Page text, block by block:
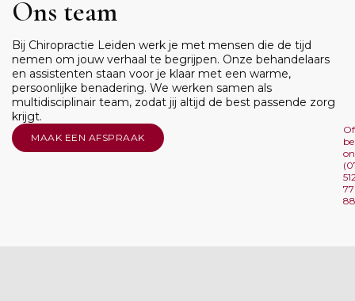
Ons team
Bij Chiropractie Leiden werk je met mensen die de tijd
nemen om jouw verhaal te begrijpen. Onze behandelaars
en assistenten staan voor je klaar met een warme,
persoonlijke benadering. We werken samen als
multidisciplinair team, zodat jij altijd de best passende zorg
krijgt.
MAAK EEN AFSPRAAK
Of
77
88